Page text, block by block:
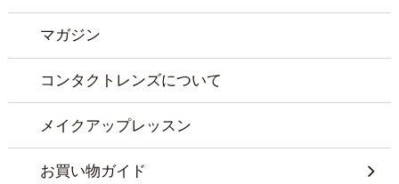
マガジン
コンタクトレンズについて
メイクアップレッスン
お買い物ガイド